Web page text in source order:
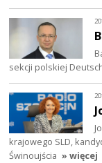
sekcji polskiej
krajowego SLD,
Świnoujścia » więcej